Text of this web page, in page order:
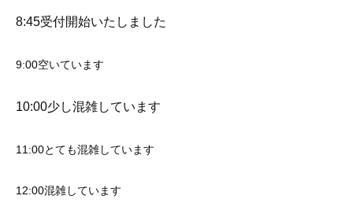
8:45受付開始いたしました
9:00空いています
10:00少し混雑しています
11:00とても混雑しています
12:00混雑しています